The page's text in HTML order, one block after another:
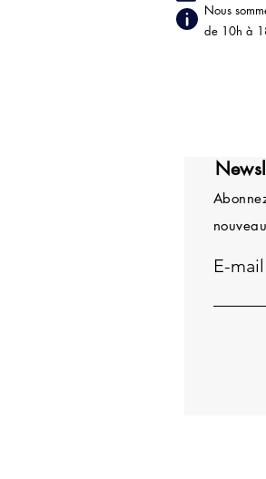
Nous
de 10h à
E-mail